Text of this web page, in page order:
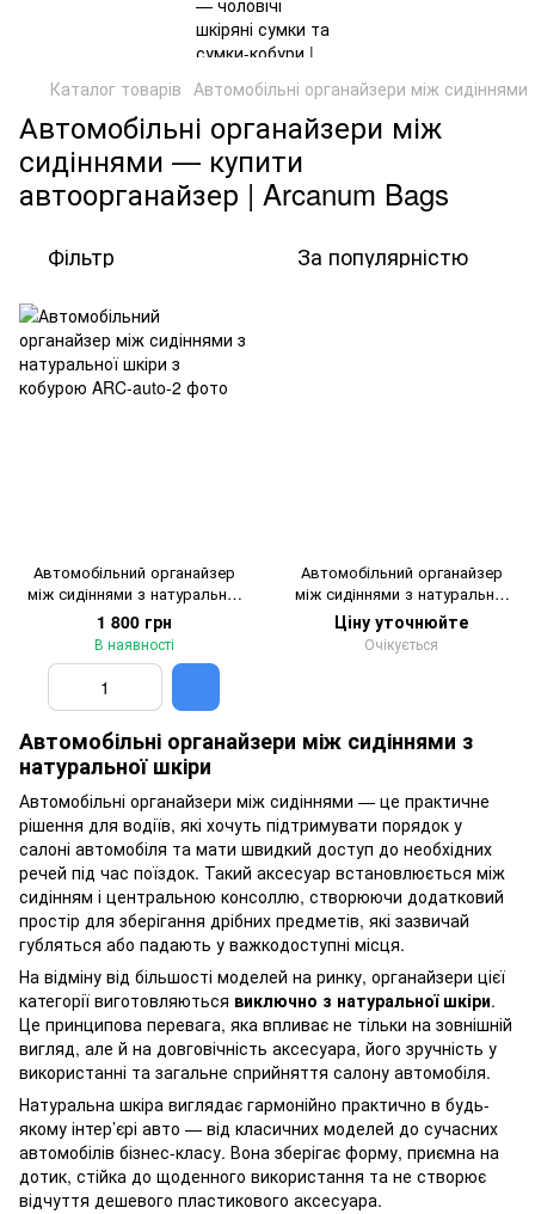
Каталог товарів Автомобільні органайзери між сидіннями
Автомобільні органайзери між
сидіннями — купити
автоорганайзер | Arcanum Bags
Фільтр За популярністю
Автомобільний органайзер
між сидіннями з натуральної
шкіри з кобурою
1 800 грн
В наявності
Автомобільний органайзер
між сидіннями з натуральної
шкіри
Ціну уточнюйте
Очікується
Автомобільні органайзери між сидіннями з
натуральної шкіри
Автомобільні органайзери між сидіннями — це практичне
рішення для водіїв, які хочуть підтримувати порядок у
салоні автомобіля та мати швидкий доступ до необхідних
речей під час поїздок. Такий аксесуар встановлюється між
сидінням і центральною консоллю, створюючи додатковий
простір для зберігання дрібних предметів, які зазвичай
губляться або падають у важкодоступні місця.
На відміну від більшості моделей на ринку, органайзери цієї
категорії виготовляються виключно з натуральної шкіри.
Це принципова перевага, яка впливає не тільки на зовнішній
вигляд, але й на довговічність аксесуара, його зручність у
використанні та загальне сприйняття салону автомобіля.
Натуральна шкіра виглядає гармонійно практично в будь-
якому інтер’єрі авто — від класичних моделей до сучасних
автомобілів бізнес-класу. Вона зберігає форму, приємна на
дотик, стійка до щоденного використання та не створює
відчуття дешевого пластикового аксесуара.